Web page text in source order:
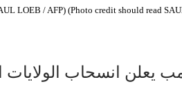
LOEB / AFP) (Photo credit should read
يعلن انسحاب الولايات